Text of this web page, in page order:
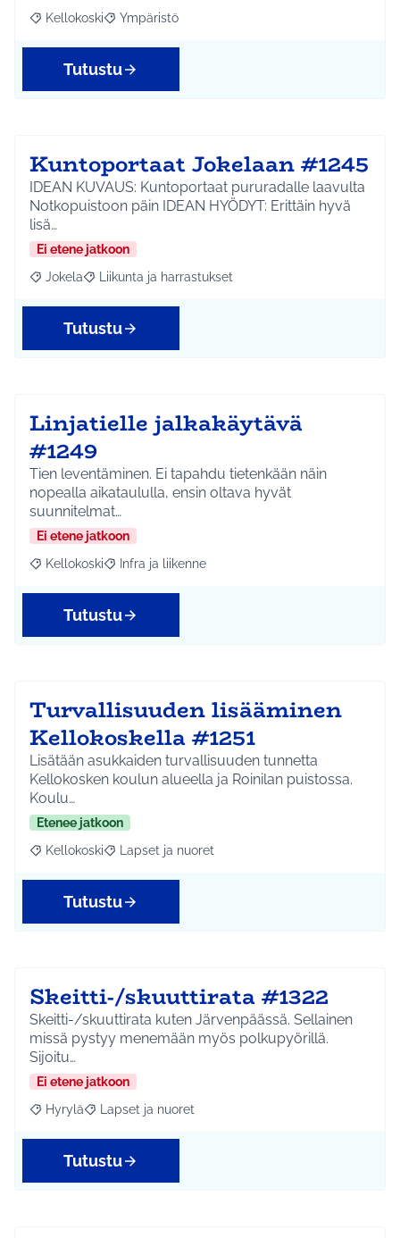
Rajaa tulokset aihepiirin mukaan: Kellokoski
Kellokoski Rajaa tulokset teeman mukaan: Ympäristö
Ympäristö
Tutustu
Kuntoportaat Jokelaan #1245
IDEAN KUVAUS: Kuntoportaat pururadalle laavulta
Notkopuistoon päin IDEAN HYÖDYT: Erittäin hyvä
lisä…
Ei etene jatkoon
Rajaa tulokset aihepiirin mukaan: Jokela
Jokela Rajaa tulokset teeman mukaan: Liikunta ja
Liikunta ja harrastukset
Tutustu
Linjatielle jalkakäytävä
#1249
Tien leventäminen. Ei tapahdu tietenkään näin
nopealla aikataululla, ensin oltava hyvät
suunnitelmat…
Ei etene jatkoon
Rajaa tulokset aihepiirin mukaan: Kellokoski
Kellokoski Rajaa tulokset teeman mukaan: Infra ja liikenne
Infra ja liikenne
Tutustu
Turvallisuuden lisääminen
Kellokoskella #1251
Lisätään asukkaiden turvallisuuden tunnetta
Kellokosken koulun alueella ja Roinilan puistossa.
Koulu…
Etenee jatkoon
Rajaa tulokset aihepiirin mukaan: Kellokoski
Kellokoski Rajaa tulokset teeman mukaan: Lapset ja nuoret
Lapset ja nuoret
Tutustu
Skeitti-/skuuttirata #1322
Skeitti-/skuuttirata kuten Järvenpäässä. Sellainen
missä pystyy menemään myös polkupyörillä.
Sijoitu…
Ei etene jatkoon
Rajaa tulokset aihepiirin mukaan: Hyrylä
Hyrylä Rajaa tulokset teeman mukaan: Lapset ja nuoret
Lapset ja nuoret
Tutustu